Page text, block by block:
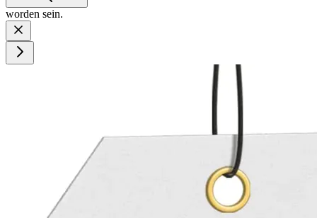
worden sein.